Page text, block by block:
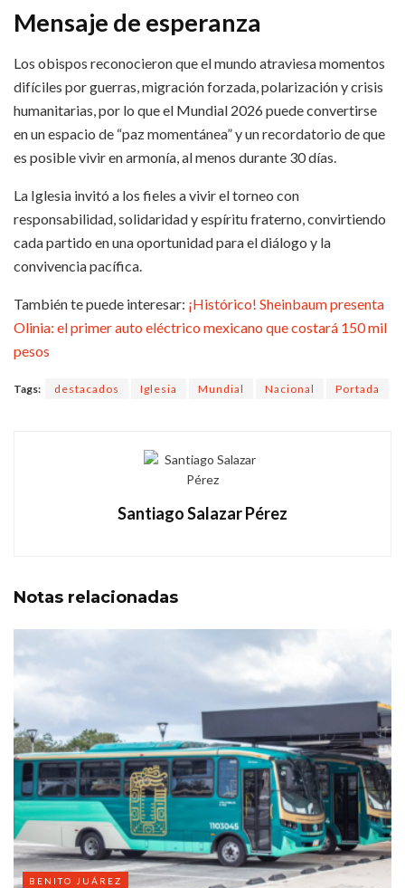
Mensaje de esperanza
Los obispos reconocieron que el mundo atraviesa momentos
difíciles por guerras, migración forzada, polarización y crisis
humanitarias, por lo que el Mundial 2026 puede convertirse
en un espacio de “paz momentánea” y un recordatorio de que
es posible vivir en armonía, al menos durante 30 días.
La Iglesia invitó a los fieles a vivir el torneo con
responsabilidad, solidaridad y espíritu fraterno, convirtiendo
cada partido en una oportunidad para el diálogo y la
convivencia pacífica.
También te puede interesar: ¡Histórico! Sheinbaum presenta
Olinia: el primer auto eléctrico mexicano que costará 150 mil
pesos
Tags: destacados Iglesia Mundial Nacional Portada
Santiago Salazar Pérez
Notas relacionadas
BENITO JUÁREZ